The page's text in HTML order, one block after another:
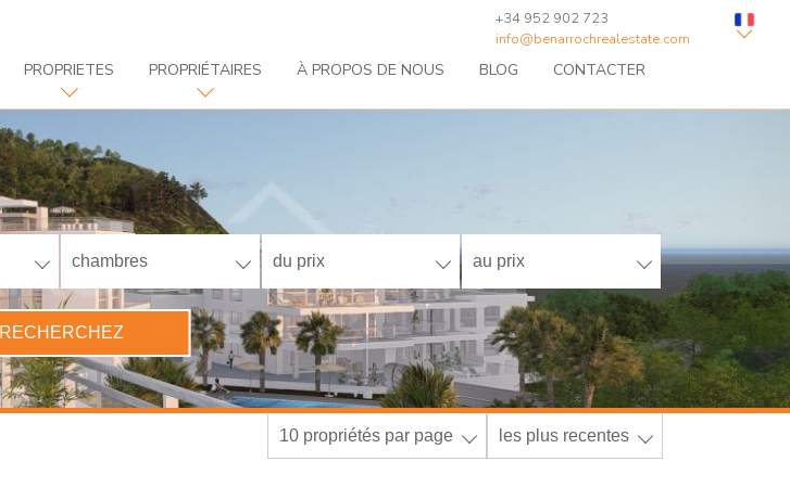
PROPRIETES PROPRIÉTAIRES À PROPOS DE NOUS BLOG CONTACTER
+34 952 902 723
info@benarrochrealestate.com
chambres du prix au prix
RECHERCHEZ
10 propriétés par page les plus recentes